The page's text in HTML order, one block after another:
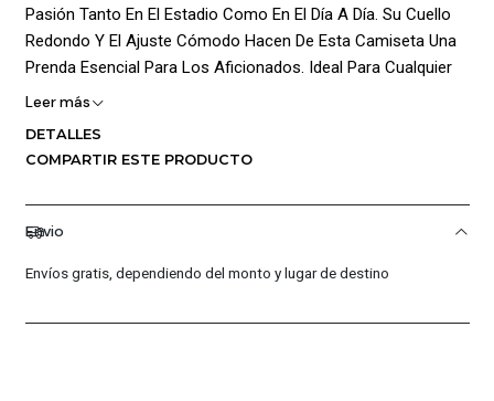
Pasión Tanto En El Estadio Como En El Día A Día. Su Cuello
Redondo Y El Ajuste Cómodo Hacen De Esta Camiseta Una
Prenda Esencial Para Los Aficionados. Ideal Para Cualquier
Ocasión, Desde Animar A Tu Equipo En Un Partido Hasta
Colección De Fanáticos. Composición: Cuerpo: 100%
Algodon / Sin Forro / Textil Punto
¡Ventajas De Comprar En Pacific Sport Colombia!:
Leer más
DETALLES
COMPARTIR ESTE PRODUCTO
Envio
Envíos gratis, dependiendo del monto y lugar de destino